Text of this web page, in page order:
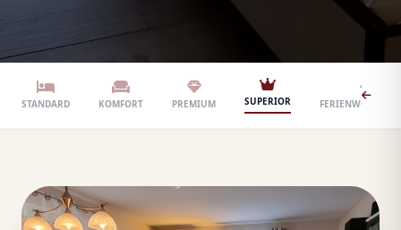
STANDARD KOMFORT PREMIUM SUPERIOR